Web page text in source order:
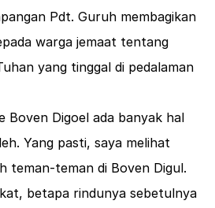
Pdt. Guruh membagikan
warga jemaat tentang
yang tinggal di pedalaman
Boven Digoel ada banyak hal
Yang pasti, saya melihat
teman-teman di Boven Digul.
betapa rindunya sebetulnya